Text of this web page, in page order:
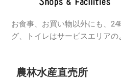
お食事、お買い物以外にも、
グ、トイレはサービスエリアの
農林水産直売所